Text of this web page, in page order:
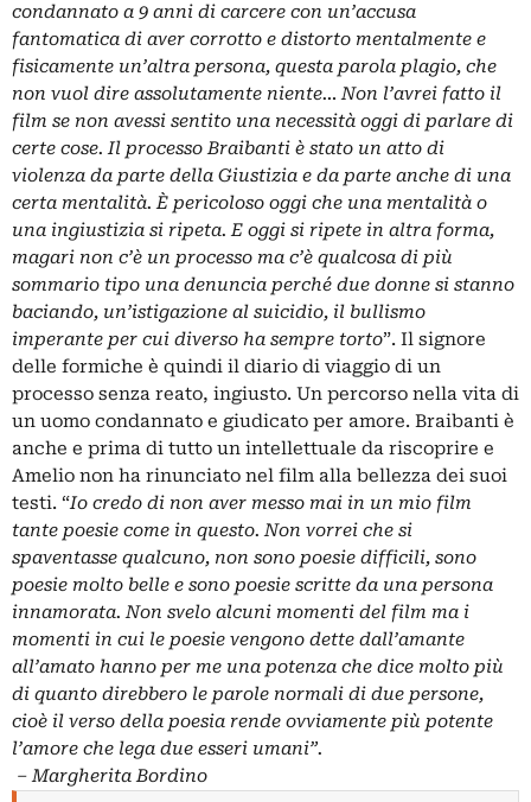
condannato a 9 anni di carcere con un’accusa
fantomatica di aver corrotto e distorto mentalmente e
fisicamente un’altra persona, questa parola plagio, che
non vuol dire assolutamente niente… Non l’avrei fatto il
film se non avessi sentito una necessità oggi di parlare di
certe cose. Il processo Braibanti è stato un atto di
violenza da parte della Giustizia e da parte anche di una
certa mentalità. È pericoloso oggi che una mentalità o
una ingiustizia si ripeta. E oggi si ripete in altra forma,
magari non c’è un processo ma c’è qualcosa di più
sommario tipo una denuncia perché due donne si stanno
baciando, un’istigazione al suicidio, il bullismo
imperante per cui diverso ha sempre torto”. Il signore
delle formiche è quindi il diario di viaggio di un
processo senza reato, ingiusto. Un percorso nella vita di
un uomo condannato e giudicato per amore. Braibanti è
anche e prima di tutto un intellettuale da riscoprire e
Amelio non ha rinunciato nel film alla bellezza dei suoi
testi. “Io credo di non aver messo mai in un mio film
tante poesie come in questo. Non vorrei che si
spaventasse qualcuno, non sono poesie difficili, sono
poesie molto belle e sono poesie scritte da una persona
innamorata. Non svelo alcuni momenti del film ma i
momenti in cui le poesie vengono dette dall’amante
all’amato hanno per me una potenza che dice molto più
di quanto direbbero le parole normali di due persone,
cioè il verso della poesia rende ovviamente più potente
l’amore che lega due esseri umani”.
–Margherita Bordino